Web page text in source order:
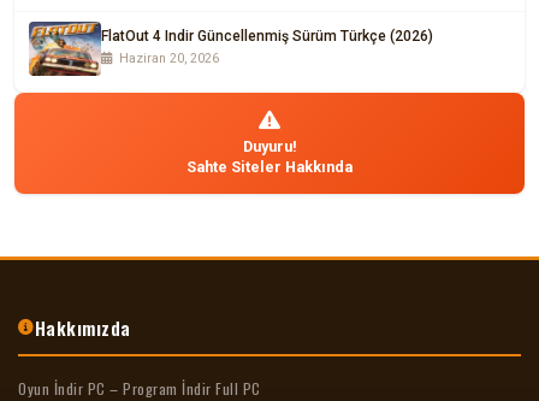
FlatOut 4 Indir Güncellenmiş Sürüm Türkçe (2026)
Haziran 20, 2026
Duyuru!
Sahte Siteler Hakkında
Hakkımızda
Oyun İndir PC – Program İndir Full PC